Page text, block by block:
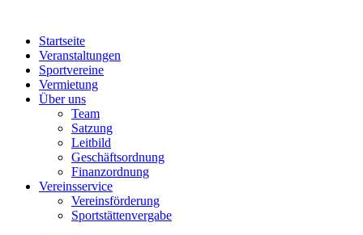
springenStartseite
Veranstaltungen
Sportvereine
Vermietung
Über uns
Team
Satzung
Leitbild
Geschäftsordnung
Finanzordnung
Vereinsservice
Vereinsförderung
Sportstättenvergabe